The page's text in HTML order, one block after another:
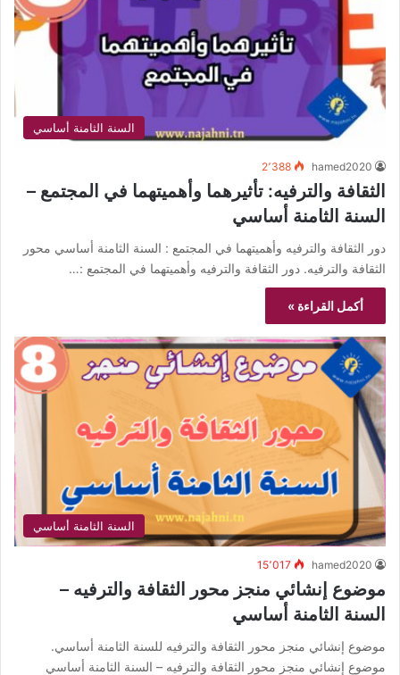
السنة الثامنة أساسي
hamed2020 2٬388
الثقافة والترفيه: تأثيرهما وأهميتهما في المجتمع –
السنة الثامنة أساسي
دور الثقافة والترفيه وأهميتهما في المجتمع : السنة الثامنة أساسي محور
الثقافة والترفيه. دور الثقافة والترفيه وأهميتهما في المجتمع :…
أكمل القراءة »
السنة الثامنة أساسي
hamed2020 15٬017
موضوع إنشائي منجز محور الثقافة والترفيه –
السنة الثامنة أساسي
موضوع إنشائي منجز محور الثقافة والترفيه للسنة الثامنة أساسي.
موضوع إنشائي منجز محور الثقافة والترفيه – السنة الثامنة أساسي